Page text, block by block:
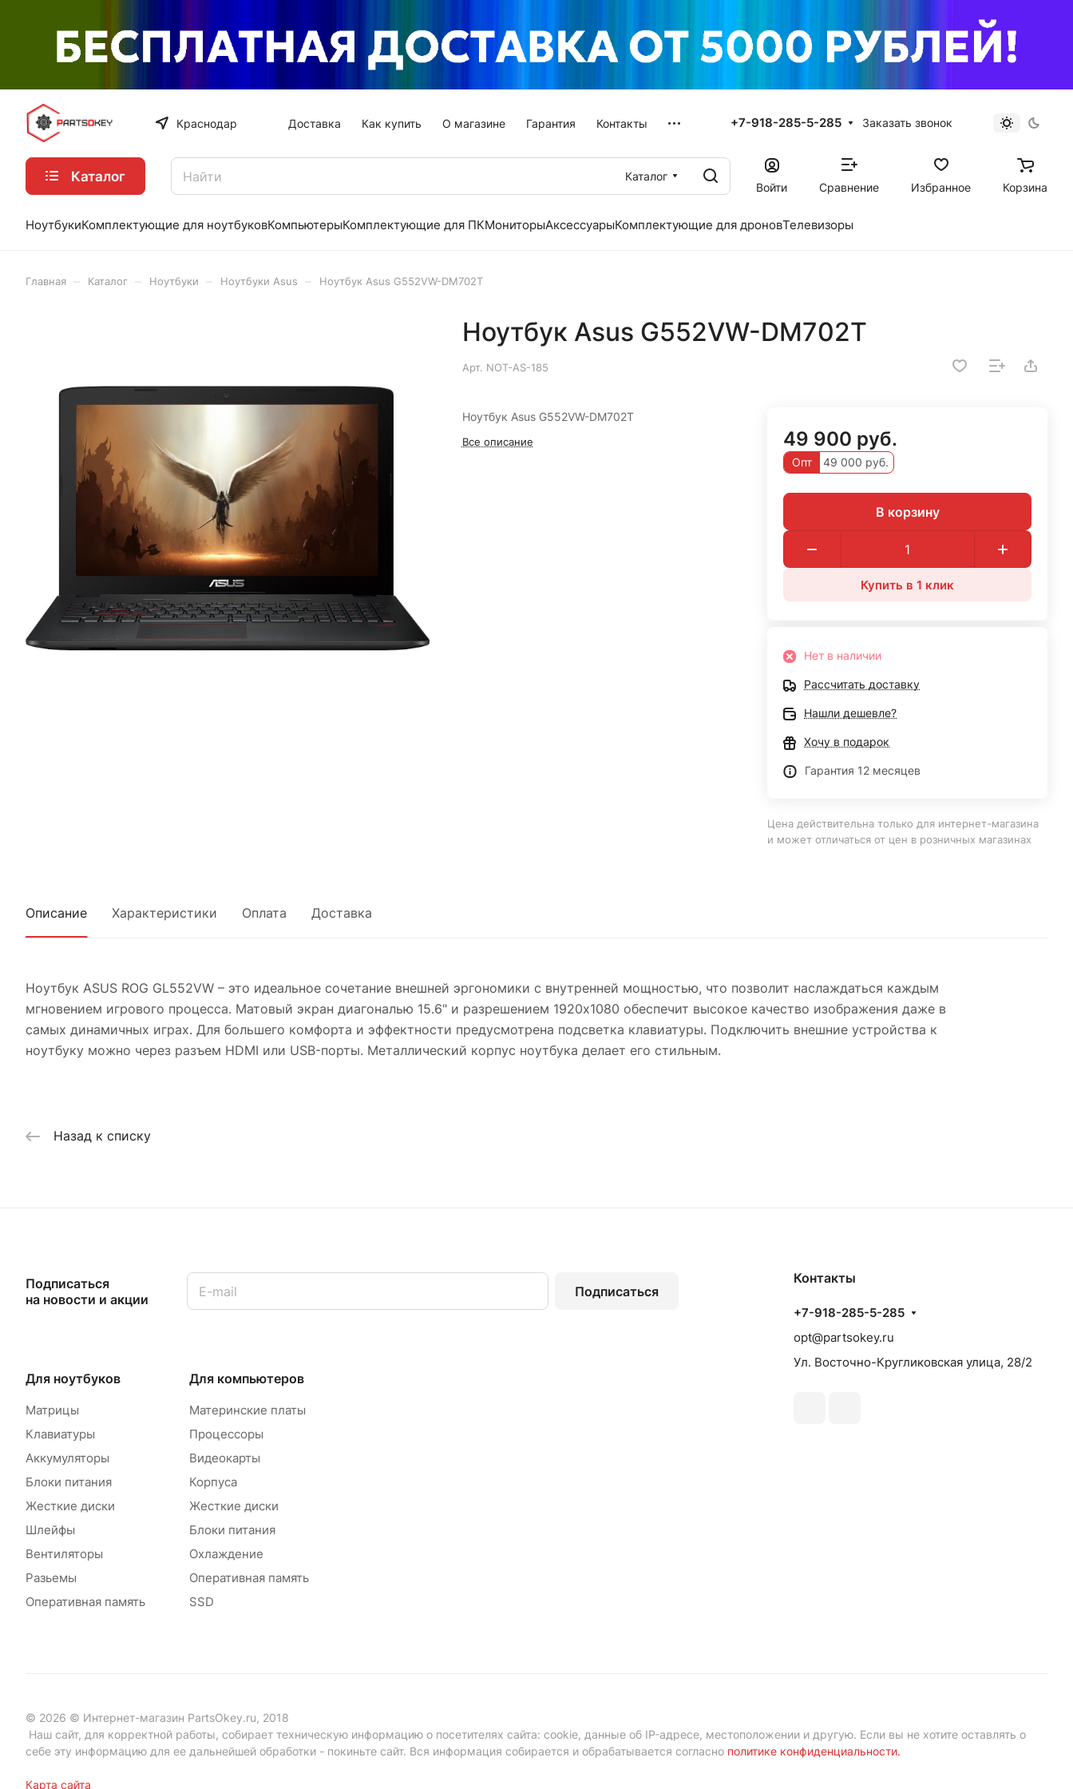
Краснодар Доставка Как купить О магазине Гарантия Контакты +7-918-285-5-285 Заказать звонок
Каталог
Каталог
Войти
Сравнение Избранное Корзина
НоутбукиКомплектующие для ноутбуковКомпьютерыКомплектующие для ПКМониторыАксессуарыКомплектующие для дроновТелевизоры
Главная Каталог Ноутбуки Ноутбуки Asus Ноутбук Asus G552VW-DM702T
Ноутбук Asus G552VW-DM702T
Арт. NOT-AS-185
Ноутбук Asus G552VW-DM702T
Все описание 49 900 руб.
Опт 49 000 руб.
В корзину
Купить в 1 клик
Нет в наличии
Рассчитать доставку
Нашли дешевле?
Хочу в подарок
Гарантия 12 месяцев
Цена действительна только для интернет-магазина
и может отличаться от цен в розничных магазинах
Описание Характеристики Оплата Доставка
Ноутбук ASUS ROG GL552VW – это идеальное сочетание внешней эргономики с внутренней мощностью, что позволит наслаждаться каждым
мгновением игрового процесса. Матовый экран диагональю 15.6" и разрешением 1920x1080 обеспечит высокое качество изображения даже в
самых динамичных играх. Для большего комфорта и эффектности предусмотрена подсветка клавиатуры. Подключить внешние устройства к
ноутбуку можно через разъем HDMI или USB-порты. Металлический корпус ноутбука делает его стильным.
Назад к списку
Подписаться
на новости и акции
Подписаться
Для ноутбуков
Матрицы
Клавиатуры
Аккумуляторы
Блоки питания
Жесткие диски
Шлейфы
Вентиляторы
Разьемы
Оперативная память
Для компьютеров
Материнские платы
Процессоры
Видеокарты
Корпуса
Жесткие диски
Блоки питания
Охлаждение
Оперативная память
SSD
Контакты
+7-918-285-5-285
opt@partsokey.ru
Ул. Восточно-Кругликовская улица, 28/2
© 2026 © Интернет-магазин PartsOkey.ru, 2018
Наш сайт, для корректной работы, собирает техническую информацию о посетителях сайта: cookie, данные об IP-адресе, местоположении и другую. Если вы не хотите оставлять о
себе эту информацию для ее дальнейшей обработки - покиньте сайт. Вся информация собирается и обрабатывается согласно политике конфиденциальности.
Карта сайта